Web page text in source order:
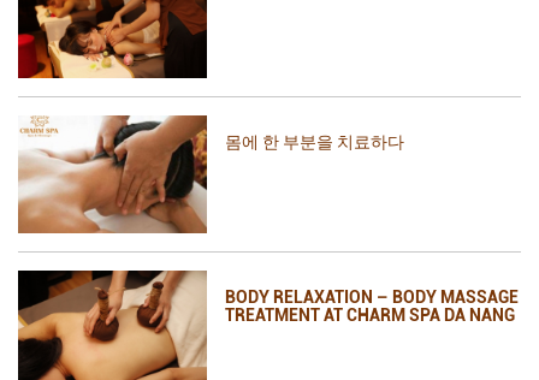
몸에 한 부분을 치료하다
BODY RELAXATION – BODY MASSAGE
TREATMENT AT CHARM SPA DA NANG